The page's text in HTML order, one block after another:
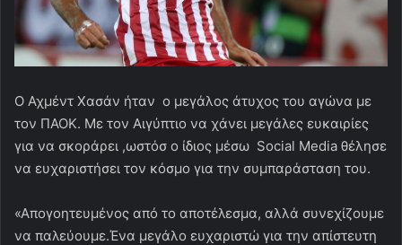
Ο Αχμέντ Χασάν ήταν ο μεγάλος άτυχος του αγώνα με
τον ΠΑΟΚ. Με τον Αιγύπτιο να χάνει μεγάλες ευκαιρίες
για να σκοράρει ,ωστόσ ο ίδιος μέσω Social Media θέλησε
να ευχαριστήσει τον κόσμο για την συμπαράσταση του.
«Απογοητευμένος από το αποτέλεσμα, αλλά συνεχίζουμε
να παλεύουμε.Ένα μεγάλο ευχαριστώ για την απίστευτη